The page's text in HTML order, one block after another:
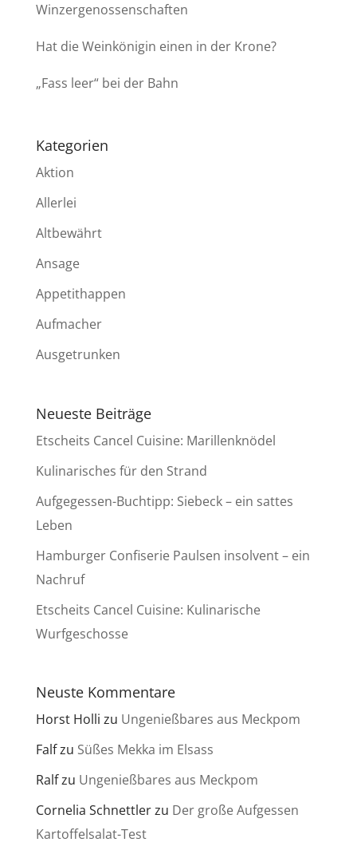
Winzergenossenschaften
Hat die Weinkönigin einen in der Krone?
„Fass leer“ bei der Bahn
Kategorien
Aktion
Allerlei
Altbewährt
Ansage
Appetithappen
Aufmacher
Ausgetrunken
Neueste Beiträge
Etscheits Cancel Cuisine: Marillenknödel
Kulinarisches für den Strand
Aufgegessen-Buchtipp: Siebeck – ein sattes
Leben
Hamburger Confiserie Paulsen insolvent – ein
Nachruf
Etscheits Cancel Cuisine: Kulinarische
Wurfgeschosse
Neuste Kommentare
Horst Holli zu Ungenießbares aus Meckpom
Falfzu Süßes Mekka im Elsass
Ralfzu Ungenießbares aus Meckpom
Cornelia Schnettlerzu Der große Aufgessen
Kartoffelsalat-Test